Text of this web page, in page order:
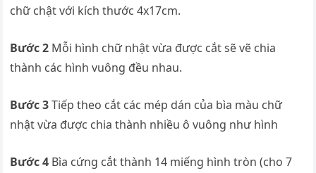
chữ chật với kích thước 4x17cm.
Bước 2 Mỗi hình chữ nhật vừa được cắt sẽ vẽ chia
thành các hình vuông đều nhau.
Bước 3Tiếp theo cắt các mép dán của bìa màu chữ
nhật vừa được chia thành nhiều ô vuông như hình
Bước 4 Bìa cứng cắt thành 14 miếng hình tròn (cho 7